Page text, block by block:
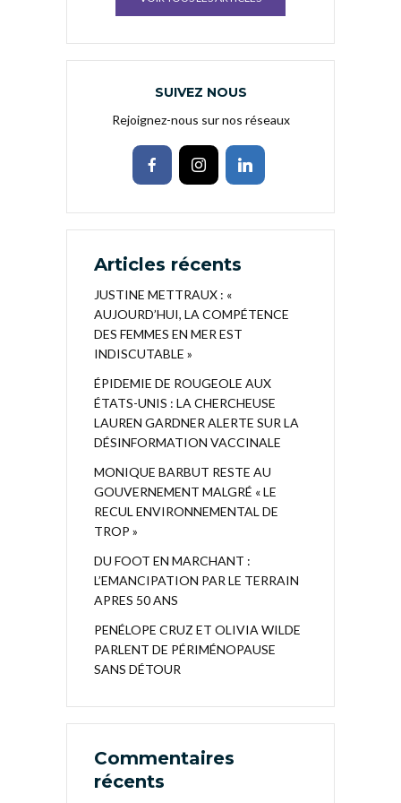
SUIVEZ NOUS
Rejoignez-nous sur nos réseaux
Articles récents
JUSTINE METTRAUX : «
AUJOURD’HUI, LA COMPÉTENCE
DES FEMMES EN MER EST
INDISCUTABLE »
ÉPIDEMIE DE ROUGEOLE AUX
ÉTATS-UNIS : LA CHERCHEUSE
LAUREN GARDNER ALERTE SUR LA
DÉSINFORMATION VACCINALE
MONIQUE BARBUT RESTE AU
GOUVERNEMENT MALGRÉ « LE
RECUL ENVIRONNEMENTAL DE
TROP »
DU FOOT EN MARCHANT :
L’EMANCIPATION PAR LE TERRAIN
APRES 50 ANS
PENÉLOPE CRUZ ET OLIVIA WILDE
PARLENT DE PÉRIMÉNOPAUSE
SANS DÉTOUR
Commentaires
récents